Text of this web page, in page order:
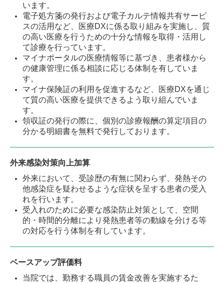
発熱や嘔吐など
予防接種
アクセス
施設基準等
います。
電子処方箋の発行および電子カルテ情報共有サービ
スの活用など、医療DXに係る取り組みを実施し、質
の高い医療を行うための十分な情報を取得・活用し
て診療を行っています。
マイナポータルの医療情報等に基づき、患者様から
の健康管理に係る相談に応じる体制を有していま
す。
マイナ保険証の利用を促進するなど、医療DXを通じ
て質の高い医療を提供できるよう取り組んでいま
す。
領収証の発行の際に、個別の診療報酬の算定項目の
分かる明細書を無料で発行しております。
外来感染対策向上加算
外来において、受診歴の有無に関わらず、発熱その
他感染症を疑わせるような症状を呈する患者の受入
れを行います。
受入れのために必要な感染防止対策として、空間
的・時間的分離により発熱患者等の動線を分ける等
の対応を行う体制を有しています。
ベースアップ評価料
当院では、勤務する職員の賃金改善を実施するた